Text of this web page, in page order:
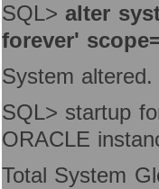
SQL>alter
forever'
System altered.
SQL> startup
ORACLE
Total System